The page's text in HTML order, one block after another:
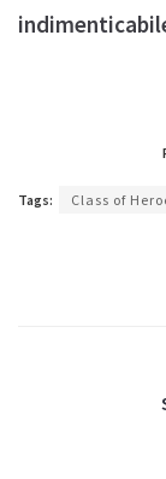
Tags: Class of